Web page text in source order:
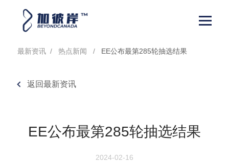
最新资讯 / 热点新闻 / EE公布最第285轮抽选结果
返回最新资讯
EE公布最第285轮抽选结果
2024-02-16